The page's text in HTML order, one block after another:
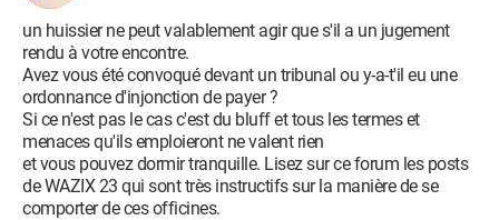
un huissier ne peut valablement agir que s'il a un jugement
rendu à votre encontre.
Avez vous été convoqué devant un tribunal ou y-a-t'il eu une
ordonnance d'injonction de payer ?
Si ce n'est pas le cas c'est du bluff et tous les termes et
menaces qu'ils emploieront ne valent rien
et vous pouvez dormir tranquille. Lisez sur ce forum les posts
de WAZIX 23 qui sont très instructifs sur la manière de se
comporter de ces officines.